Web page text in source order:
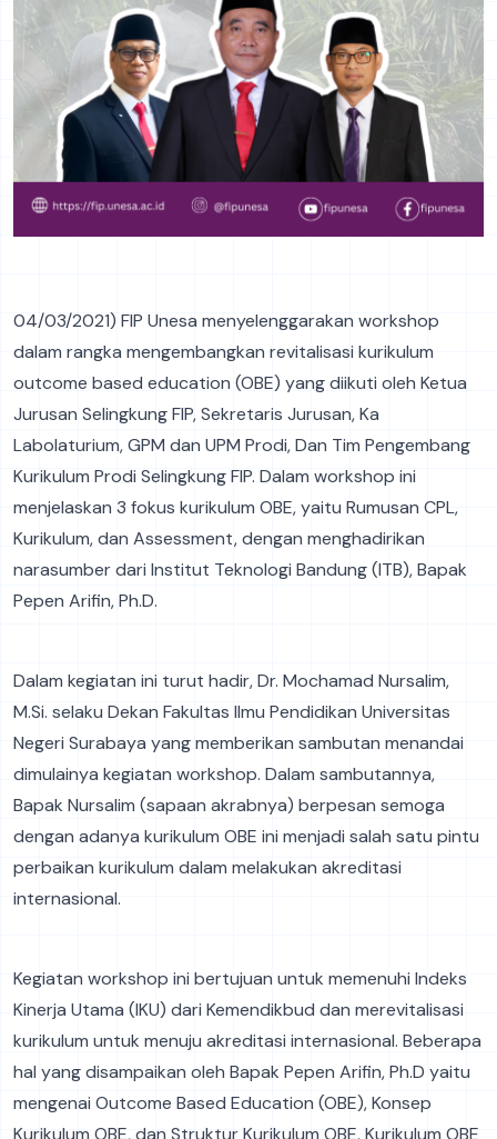
04/03/2021) FIP Unesa menyelenggarakan workshop
dalam rangka mengembangkan revitalisasi kurikulum
outcome based education (OBE) yang diikuti oleh Ketua
Jurusan Selingkung FIP, Sekretaris Jurusan, Ka
Labolaturium, GPM dan UPM Prodi, Dan Tim Pengembang
Kurikulum Prodi Selingkung FIP. Dalam workshop ini
menjelaskan 3 fokus kurikulum OBE, yaitu Rumusan CPL,
Kurikulum, dan Assessment, dengan menghadirikan
narasumber dari Institut Teknologi Bandung (ITB), Bapak
Pepen Arifin, Ph.D.
Dalam kegiatan ini turut hadir, Dr. Mochamad Nursalim,
M.Si. selaku Dekan Fakultas Ilmu Pendidikan Universitas
Negeri Surabaya yang memberikan sambutan menandai
dimulainya kegiatan workshop. Dalam sambutannya,
Bapak Nursalim (sapaan akrabnya) berpesan semoga
dengan adanya kurikulum OBE ini menjadi salah satu pintu
perbaikan kurikulum dalam melakukan akreditasi
internasional.
Kegiatan workshop ini bertujuan untuk memenuhi Indeks
Kinerja Utama (IKU) dari Kemendikbud dan merevitalisasi
kurikulum untuk menuju akreditasi internasional. Beberapa
hal yang disampaikan oleh Bapak Pepen Arifin, Ph.D yaitu
mengenai Outcome Based Education (OBE), Konsep
Kurikulum OBE, dan Struktur Kurikulum OBE. Kurikulum OBE